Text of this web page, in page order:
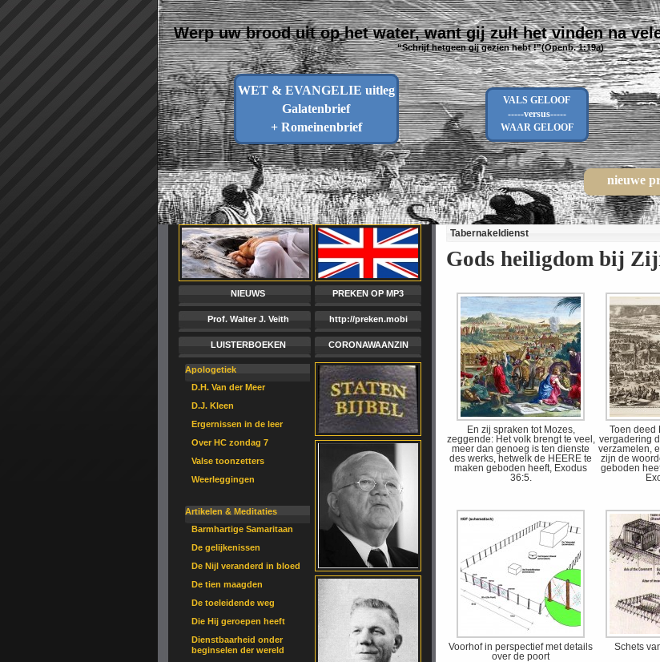
WET & EVANGELIE uitleg
Galatenbrief
+ Romeinenbrief
VALS GELOOF
-----versus-----
WAAR GELOOF
nieuwe
Werp uw brood uit op het water, want gij zult het vinden na
“Schrijf hetgeen gij gezien hebt !”(Openb. 1:19a)
NIEUWS
Prof. Walter J. Veith
LUISTERBOEKEN
Apologetiek
D.H. Van der Meer
D.J. Kleen
Ergernissen in de leer
Over HC zondag 7
Valse toonzetters
Weerleggingen
Artikelen & Meditaties
Barmhartige Samaritaan
De gelijkenissen
De Nijl veranderd in bloed
De tien maagden
De toeleidende weg
Die Hij geroepen heeft
Dienstbaarheid onder
beginselen der wereld
PREKEN OP MP3
http://preken.mobi
CORONAWAANZIN
Tabernakeldienst
Gods heiligdom bij
En zij spraken tot Mozes,
zeggende: Het volk brengt te veel,
meer dan genoeg is ten dienste
des werks, hetwelk de HEERE te
maken geboden heeft, Exodus
36:5.
Toen deed
vergadering
verzamelen,
zijn de
geboden
Voorhof in perspectief met details
over de poort
Schets